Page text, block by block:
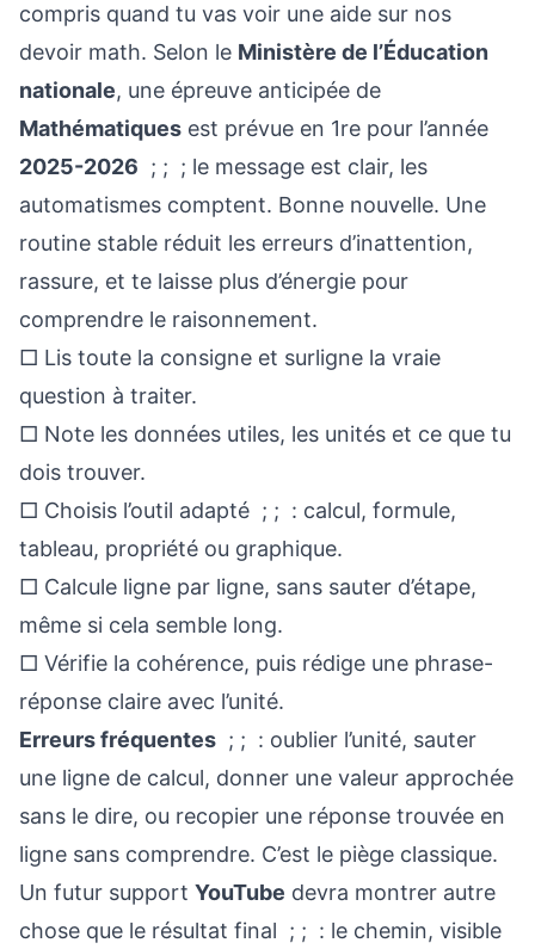
compris quand tu vas voir une aide sur nos
devoir math. Selon le Ministère de l’Éducation
nationale, une épreuve anticipée de
Mathématiques est prévue en 1re pour l’année
2025-2026 ; ; ; le message est clair, les
automatismes comptent. Bonne nouvelle. Une
routine stable réduit les erreurs d’inattention,
rassure, et te laisse plus d’énergie pour
comprendre le raisonnement.
□ Lis toute la consigne et surligne la vraie
question à traiter.
□ Note les données utiles, les unités et ce que tu
dois trouver.
□ Choisis l’outil adapté ; ; : calcul, formule,
tableau, propriété ou graphique.
□ Calcule ligne par ligne, sans sauter d’étape,
même si cela semble long.
□ Vérifie la cohérence, puis rédige une phrase-
réponse claire avec l’unité.
Erreurs fréquentes ; ; : oublier l’unité, sauter
une ligne de calcul, donner une valeur approchée
sans le dire, ou recopier une réponse trouvée en
ligne sans comprendre. C’est le piège classique.
Un futur support YouTube devra montrer autre
chose que le résultat final ; ; : le chemin, visible